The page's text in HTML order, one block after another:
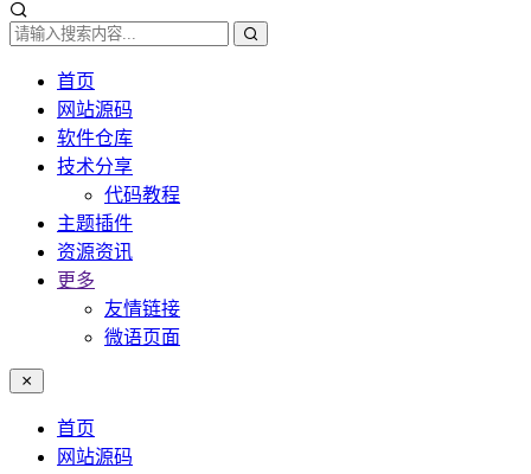
首页
网站源码
软件仓库
技术分享
代码教程
主题插件
资源资讯
更多
友情链接
微语页面
首页
网站源码